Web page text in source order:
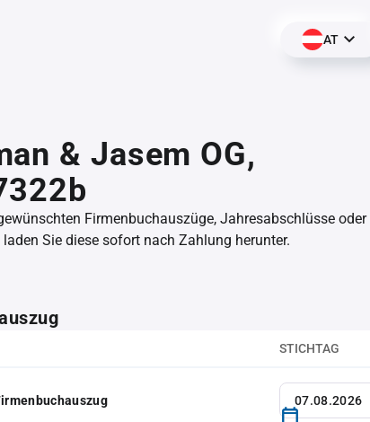
AT
& Jasem OG,
Firmenbuchauszüge, Jahresabschlüsse oder
Sie diese sofort nach Zahlung herunter.
STICHTAG